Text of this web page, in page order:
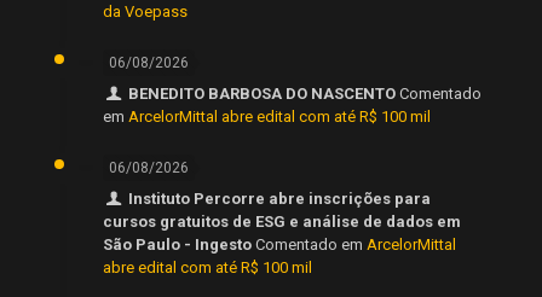
da Voepass
06/08/2026
BENEDITO BARBOSA DO NASCENTO Comentado
em ArcelorMittal abre edital com até R$ 100 mil
06/08/2026
Instituto Percorre abre inscrições para
cursos gratuitos de ESG e análise de dados em
São Paulo - Ingesto Comentado em ArcelorMittal
abre edital com até R$ 100 mil